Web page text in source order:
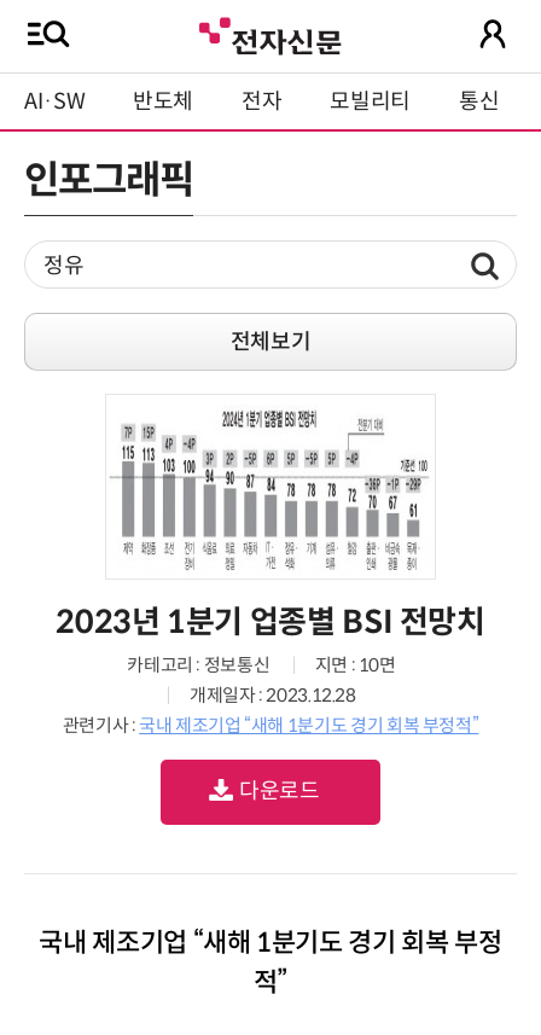
AI·SW 반도체 전자 모빌리티 통신
인포그래픽
전체보기
2023년 1분기 업종별 BSI 전망치
카테고리 : 정보통신
지면 : 10면
개제일자 : 2023.12.28
관련기사 :국내 제조기업 “새해 1분기도 경기 회복 부정적”
다운로드
국내 제조기업 “새해 1분기도 경기 회복 부정
적”